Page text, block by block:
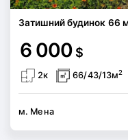
Затишний будинок 66
6 000 $
2к 66/43/13м2
м. Мена